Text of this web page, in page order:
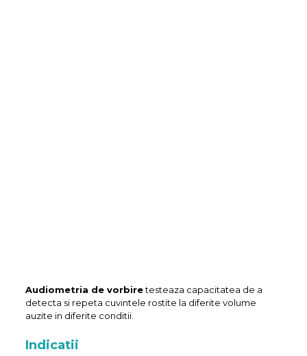
Audiometria de vorbiretesteaza capacitatea de a
detecta si repeta cuvintele rostite la diferite volume
auzite in diferite conditii.
Indicatii